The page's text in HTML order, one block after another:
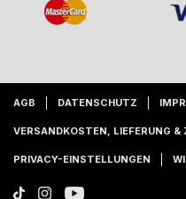
AGB DATENSCHUTZ
VERSANDKOSTEN, LIEFERUNG &
PRIVACY-EINSTELLUNGEN